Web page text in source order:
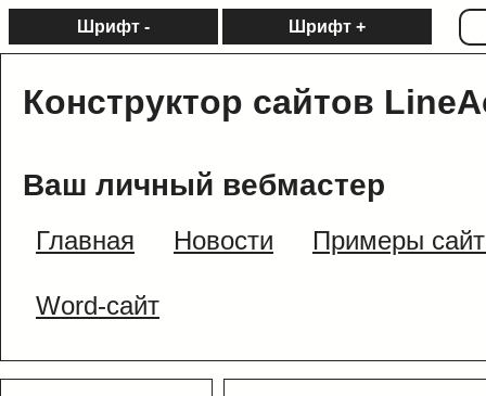
Шрифт - Шрифт +
Конструктор сайтов
Ваш личный вебмастер
Главная Новости Примеры
Word-сайт